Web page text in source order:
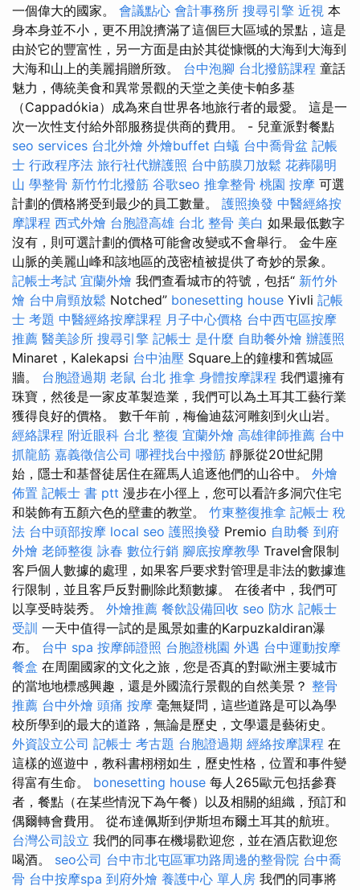
一個偉大的國家。 會議點心 會計事務所 搜尋引擎 近視 本
身本身並不小，更不用說擠滿了這個巨大區域的景點，這是
由於它的豐富性，另一方面是由於其從慷慨的大海到大海到
大海和山上的美麗捐贈所致。 台中泡腳 台北撥筋課程 童話
魅力，傳統美食和異常景觀的天堂之美使卡帕多基
（Cappadókia）成為來自世界各地旅行者的最愛。 這是一
次一次性支付給外部服務提供商的費用。 - 兒童派對餐點
seo services 台北外燴 外燴buffet 白蟻 台中喬骨盆 記帳
士 行政程序法 旅行社代辦護照 台中筋膜刀放鬆 花葬陽明
山 學整骨 新竹竹北撥筋 谷歌seo 推拿整骨 桃園 按摩 可選
計劃的價格將受到最少的員工數量。 護照換發 中醫經絡按
摩課程 西式外燴 台胞證高雄 台北 整骨 美白 如果最低數字
沒有，則可選計劃的價格可能會改變或不會舉行。 金牛座
山脈的美麗山峰和該地區的茂密植被提供了奇妙的景象。
記帳士考試 宜蘭外燴 我們查看城市的符號，包括“ 新竹外
燴 台中肩頸放鬆 Notched” bonesetting house Yivli 記帳
士 考題 中醫經絡按摩課程 月子中心價格 台中西屯區按摩
推薦 醫美診所 搜尋引擎 記帳士 是什麼 自助餐外燴 辦護照
Minaret，Kalekapsi 台中油壓 Square上的鐘樓和舊城區
牆。 台胞證過期 老鼠 台北 推拿 身體按摩課程 我們還擁有
珠寶，然後是一家皮革製造業，我們可以為土耳其工藝行業
獲得良好的價格。 數千年前，梅倫迪茲河雕刻到火山岩。
經絡課程 附近眼科 台北 整復 宜蘭外燴 高雄律師推薦 台中
抓龍筋 嘉義徵信公司 哪裡找台中撥筋 靜脈從20世紀開
始，隱士和基督徒居住在羅馬人追逐他們的山谷中。 外燴
佈置 記帳士 書 ptt 漫步在小徑上，您可以看許多洞穴住宅
和裝飾有五顏六色的壁畫的教堂。 竹東整復推拿 記帳士 稅
法 台中頭部按摩 local seo 護照換發 Premio 自助餐 到府
外燴 老師整復 詠春 數位行銷 腳底按摩教學 Travel會限制
客戶個人數據的處理，如果客戶要求對管理是非法的數據進
行限制，並且客戶反對刪除此類數據。 在後者中，我們可
以享受時裝秀。 外燴推薦 餐飲設備回收 seo 防水 記帳士
受訓 一天中值得一試的是風景如畫的Karpuzkaldiran瀑
布。 台中 spa 按摩師證照 台胞證桃園 外遇 台中運動按摩
餐盒 在周圍國家的文化之旅，您是否真的對歐洲主要城市
的當地地標感興趣，還是外國流行景觀的自然美景？ 整骨
推薦 台中外燴 頭痛 按摩 毫無疑問，這些道路是可以為學
校所學到的最大的道路，無論是歷史，文學還是藝術史。
外資設立公司 記帳士 考古題 台胞證過期 經絡按摩課程 在
這樣的巡遊中，教科書栩栩如生，歷史性格，位置和事件變
得富有生命。 bonesetting house 每人265歐元包括參賽
者，餐點（在某些情況下為午餐）以及相關的組織，預訂和
偶爾轉會費用。 從布達佩斯到伊斯坦布爾土耳其的航班。
台灣公司設立 我們的同事在機場歡迎您，並在酒店歡迎您
喝酒。 seo公司 台中市北屯區軍功路周邊的整骨院 台中喬
骨 台中按摩spa 到府外燴 養護中心 單人房 我們的同事將